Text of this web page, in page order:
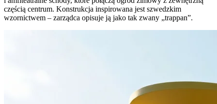
częścią centrum. Konstrukcja inspirowana jest szwedzkim
wzornictwem – zarządca opisuje ją jako tak zwany „trappan”.